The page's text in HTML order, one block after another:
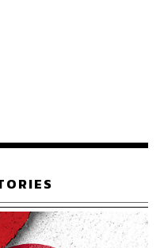
3 เท่า จาก
พิ่มขึ้น ซึ่งจะช่วยผลักดัน
จำส่วนธุรกิจสมาร์ทโฟน
ปรับตัวสูงขึ้น